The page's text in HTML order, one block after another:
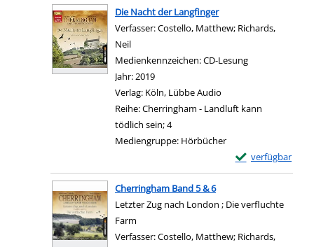
Die Nacht der Langfinger
Verfasser:Costello, Matthew; Richards,
Neil
Medienkennzeichen:CD-Lesung
Jahr:2019
Verlag: Köln, Lübbe Audio
Reihe:Cherringham - Landluft kann
tödlich sein; 4
Mediengruppe: Hörbücher
verfügbar
Exemplar-Details
Zum Download
Cherringham Band 5 & 6
Letzter Zug nach London ; Die verfluchte
Farm
Verfasser:Costello, Matthew; Richards,